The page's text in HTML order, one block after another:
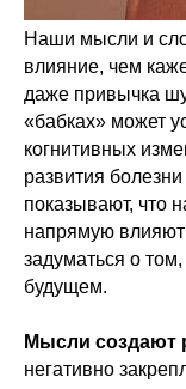
Наши мысли и
влияние, чем
даже привычка
«бабках» может
когнитивных
развития
показывают, что
напрямую влияют
задуматься о
будущем.
Мысли создают
негативно